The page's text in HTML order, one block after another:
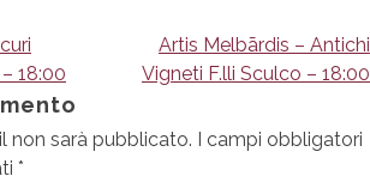
18:00
Artis Melbārdis – Antichi
Vigneti F.lli Sculco – 18:00
non sarà pubblicato. I campi obbligatori
*